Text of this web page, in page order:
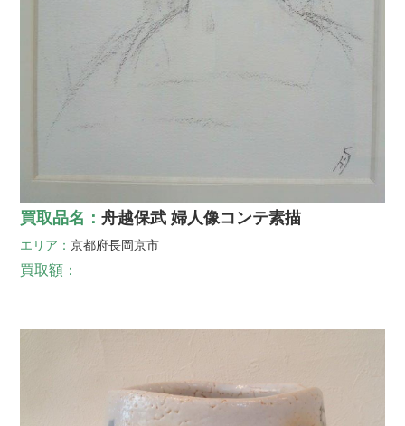
買取品名：舟越保武 婦人像コンテ素描
エリア：京都府長岡京市
買取額：